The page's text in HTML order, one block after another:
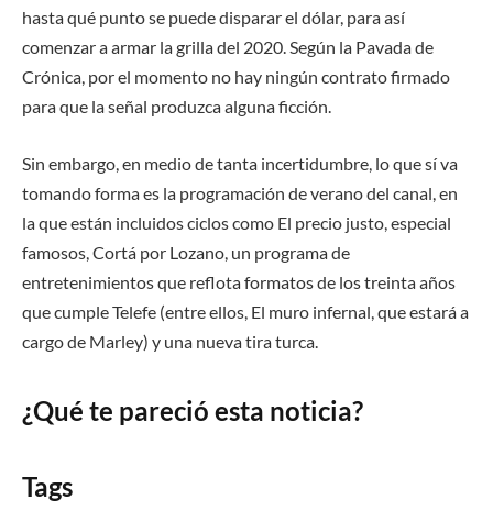
hasta qué punto se puede disparar el dólar, para así
comenzar a armar la grilla del 2020. Según la Pavada de
Crónica, por el momento no hay ningún contrato firmado
para que la señal produzca alguna ficción.
Sin embargo, en medio de tanta incertidumbre, lo que sí va
tomando forma es la programación de verano del canal, en
la que están incluidos ciclos como El precio justo, especial
famosos, Cortá por Lozano, un programa de
entretenimientos que reflota formatos de los treinta años
que cumple Telefe (entre ellos, El muro infernal, que estará a
cargo de Marley) y una nueva tira turca.
¿Qué te pareció esta noticia?
Tags